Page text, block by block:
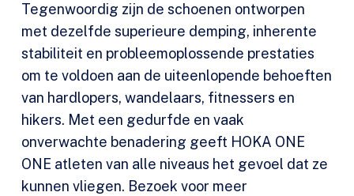
Tegenwoordig zijn de schoenen ontworpen
met dezelfde superieure demping, inherente
stabiliteit en probleemoplossende prestaties
om te voldoen aan de uiteenlopende behoeften
van hardlopers, wandelaars, fitnessers en
hikers. Met een gedurfde en vaak
onverwachte benadering geeft HOKA ONE
ONE atleten van alle niveaus het gevoel dat ze
kunnen vliegen. Bezoek voor meer